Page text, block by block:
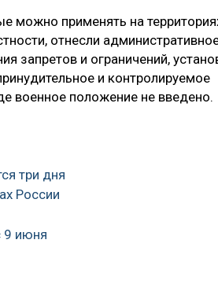
можно применять на
отнесли
запретов и ограничений,
и контролируемое
военное положение не введено.
три дня
России
9 июня